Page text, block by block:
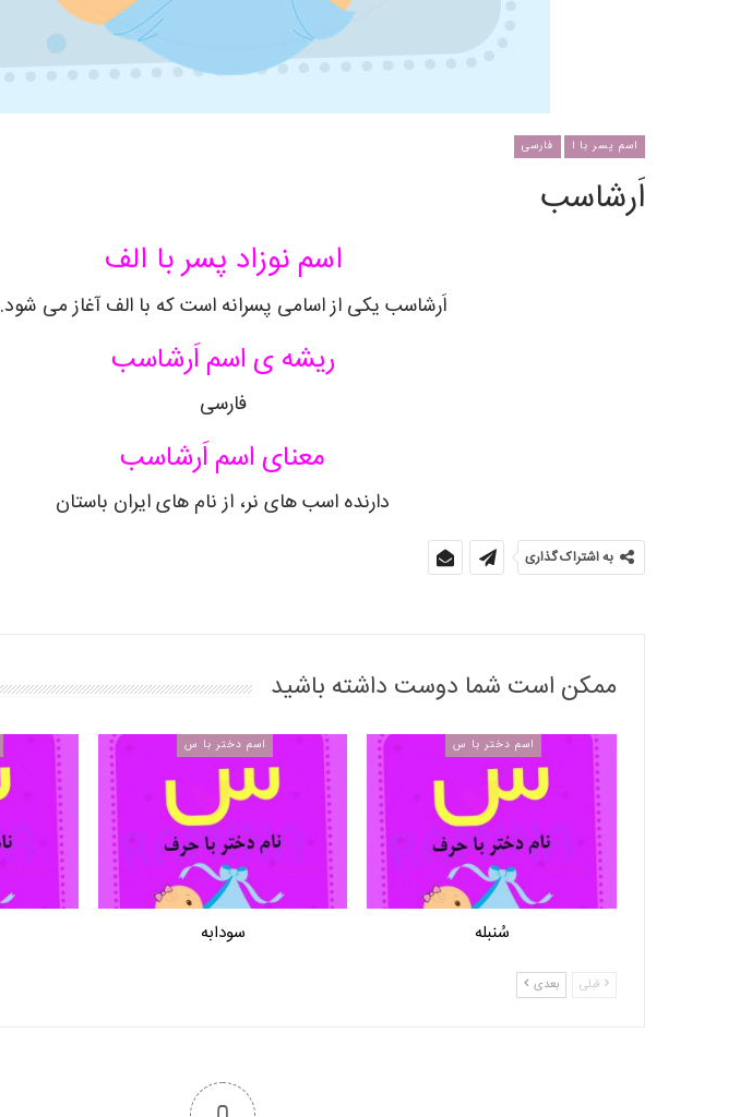
اسم پسر با ا فارسی
اَرشاسب
اسم نوزاد پسر با الف
اَرشاسب یکی از اسامی پسرانه است که با الف آغاز می شود.
ریشه ی اسم اَرشاسب
فارسی
معنای اسم اَرشاسب
دارنده اسب های نر، از نام های ایران باستان
به اشتراک گذاری
ممکن است شما دوست داشته باشید
اسم دختر با س
سُنبله
اسم دختر با س
سودابه
قبلی بعدی